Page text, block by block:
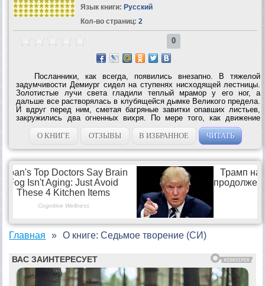
Язык книги: Русский
Кол-во страниц: 2
0
Посланники, как всегда, появились внезапно. В тяжелой
задумчивости Демиург сидел на ступенях нисходящей лестницы.
Золотистые лучи света гладили теплый мрамор у его ног, а
дальше все растворялась в клубящейся дымке Великого предела.
И вдруг перед ним, сметая багряные завитки опавших листьев,
закружились два огненных вихря. По мере того, как движение
замедлялось, все яснее проступали контуры крылатых фигур.
Подобно каплям и из...
О КНИГЕ ОТЗЫВЫ В ИЗБРАННОЕ ЧИТАТЬ
Главная О книге: Седьмое творение (СИ)